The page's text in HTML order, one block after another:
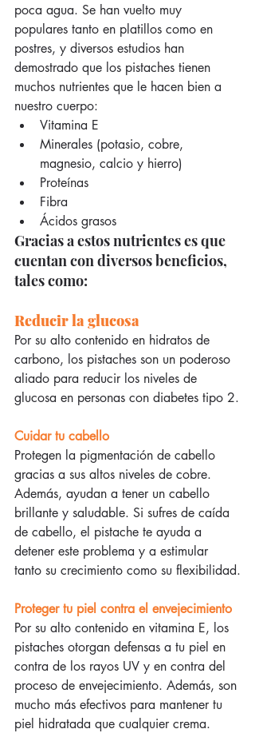
poca agua. Se han vuelto muy
populares tanto en platillos como en
postres, y diversos estudios han
demostrado que los pistaches tienen
muchos nutrientes que le hacen bien a
nuestro cuerpo:
Vitamina E
Minerales (potasio, cobre,
magnesio, calcio y hierro)
Proteínas
Fibra
Ácidos grasos
Gracias a estos nutrientes es que
cuentan con diversos beneficios,
tales como:
Reducir la glucosa
Por su alto contenido en hidratos de
carbono, los pistaches son un poderoso
aliado para reducir los niveles de
glucosa en personas con diabetes tipo 2.
Cuidar tu cabello
Protegen la pigmentación de cabello
gracias a sus altos niveles de cobre.
Además, ayudan a tener un cabello
brillante y saludable. Si sufres de caída
de cabello, el pistache te ayuda a
detener este problema y a estimular
tanto su crecimiento como su flexibilidad.
Proteger tu piel contra el envejecimiento
Por su alto contenido en vitamina E, los
pistaches otorgan defensas a tu piel en
contra de los rayos UV y en contra del
proceso de envejecimiento. Además, son
mucho más efectivos para mantener tu
piel hidratada que cualquier crema.